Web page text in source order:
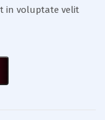
in voluptate velit